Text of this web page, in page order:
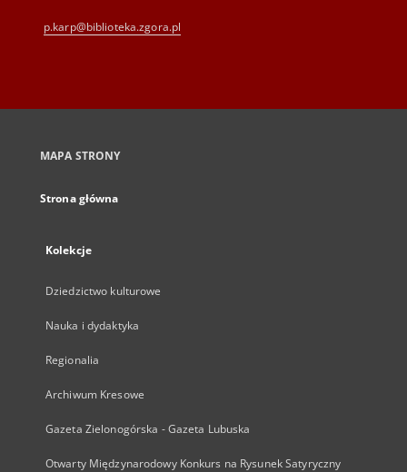
p.karp@biblioteka.zgora.pl
MAPA STRONY
Strona główna
Kolekcje
Dziedzictwo kulturowe
Nauka i dydaktyka
Regionalia
Archiwum Kresowe
Gazeta Zielonogórska - Gazeta Lubuska
Otwarty Międzynarodowy Konkurs na Rysunek Satyryczny